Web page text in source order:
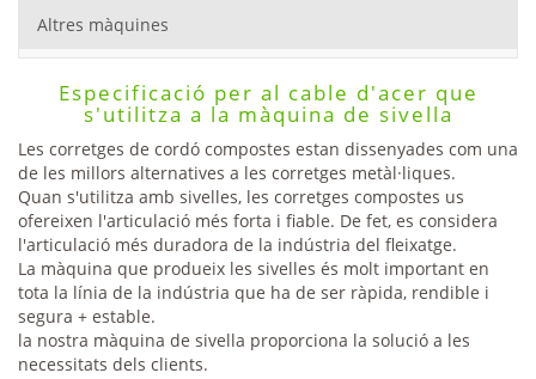
Altres màquines
Especificació per al cable d'acer que
s'utilitza a la màquina de sivella
Les corretges de cordó compostes estan dissenyades com una
de les millors alternatives a les corretges metàl·liques.
Quan s'utilitza amb sivelles, les corretges compostes us
ofereixen l'articulació més forta i fiable. De fet, es considera
l'articulació més duradora de la indústria del fleixatge.
La màquina que produeix les sivelles és molt important en
tota la línia de la indústria que ha de ser ràpida, rendible i
segura + estable.
la nostra màquina de sivella proporciona la solució a les
necessitats dels clients.